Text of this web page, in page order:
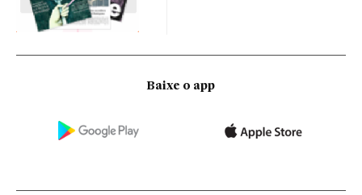
Baixe o app